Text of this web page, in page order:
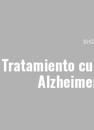
Tratamiento